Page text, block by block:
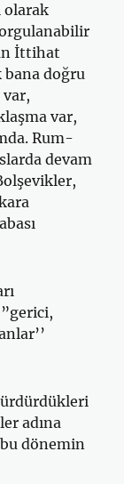
olarak
İttihat
bana doğru
var,
Rum-
devam
adına
bu dönemin